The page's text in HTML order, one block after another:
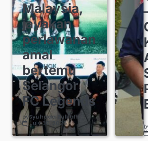
Malaysia,
jayakan
perlawanan
amal
bertemu
Selangor
FC Legends
bySyuhada Zulkafli
July 30, 2026